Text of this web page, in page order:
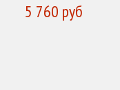
5 760 руб